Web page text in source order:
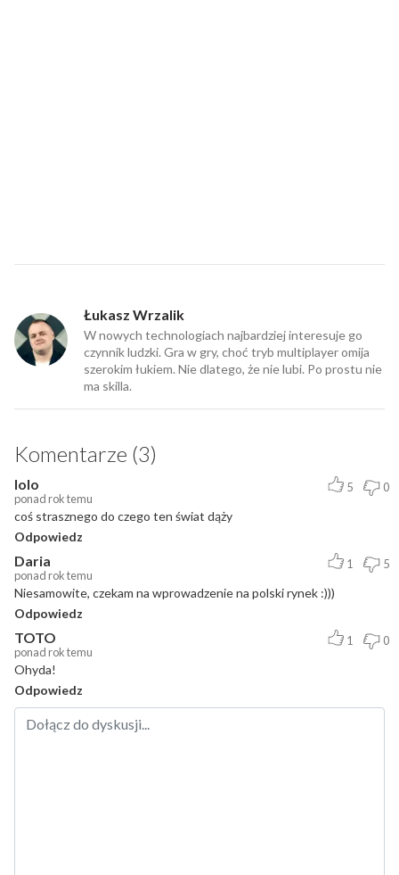
Łukasz Wrzalik
W nowych technologiach najbardziej interesuje go
czynnik ludzki. Gra w gry, choć tryb multiplayer omija
szerokim łukiem. Nie dlatego, że nie lubi. Po prostu nie
ma skilla.
Komentarze (3)
lolo
ponad rok temu
5 0
coś strasznego do czego ten świat dąży
Odpowiedz
Daria
ponad rok temu
1 5
Niesamowite, czekam na wprowadzenie na polski rynek :)))
Odpowiedz
TOTO
ponad rok temu
1 0
Ohyda!
Odpowiedz